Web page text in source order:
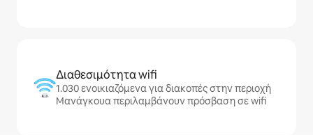
Διαθεσιμότητα wifi
1.030 ενοικιαζόμενα για διακοπές στην περιοχή
Μανάγκουα περιλαμβάνουν πρόσβαση σε wifi